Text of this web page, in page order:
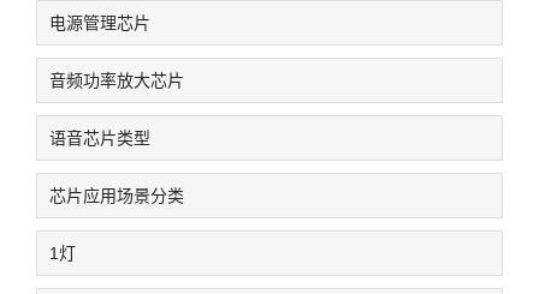
电源管理芯片
音频功率放大芯片
语音芯片类型
芯片应用场景分类
1灯